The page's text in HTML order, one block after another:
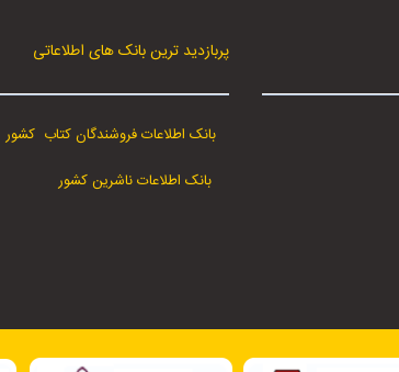
پربازدید ترین بانک های اطلاعاتی
بانک اطلاعات فروشندگان کتاب کشور
بانک اطلاعات ناشرین کشور